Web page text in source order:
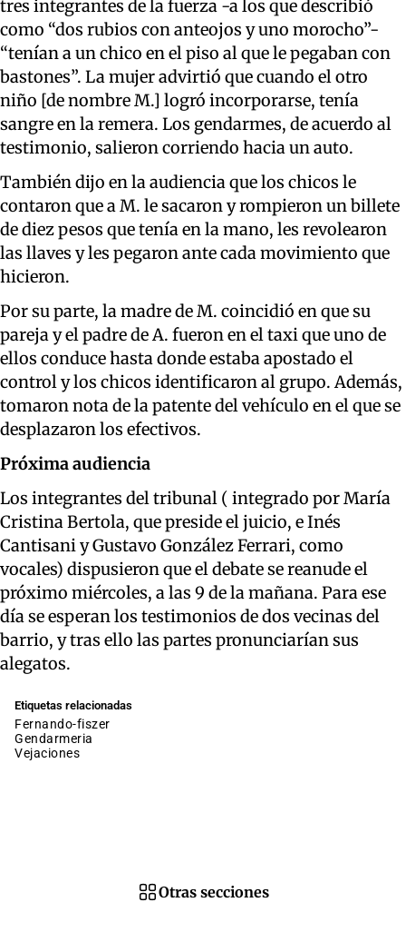
tres integrantes de la fuerza -a los que describió
como “dos rubios con anteojos y uno morocho”-
“tenían a un chico en el piso al que le pegaban con
bastones”. La mujer advirtió que cuando el otro
niño [de nombre M.] logró incorporarse, tenía
sangre en la remera. Los gendarmes, de acuerdo al
testimonio, salieron corriendo hacia un auto.
También dijo en la audiencia que los chicos le
contaron que a M. le sacaron y rompieron un billete
de diez pesos que tenía en la mano, les revolearon
las llaves y les pegaron ante cada movimiento que
hicieron.
Por su parte, la madre de M. coincidió en que su
pareja y el padre de A. fueron en el taxi que uno de
ellos conduce hasta donde estaba apostado el
control y los chicos identificaron al grupo. Además,
tomaron nota de la patente del vehículo en el que se
desplazaron los efectivos.
Próxima audiencia
Los integrantes del tribunal ( integrado por María
Cristina Bertola, que preside el juicio, e Inés
Cantisani y Gustavo González Ferrari, como
vocales) dispusieron que el debate se reanude el
próximo miércoles, a las 9 de la mañana. Para ese
día se esperan los testimonios de dos vecinas del
barrio, y tras ello las partes pronunciarían sus
alegatos.
Etiquetas relacionadas
fernando-fiszer
gendarmeria
vejaciones
Otras secciones